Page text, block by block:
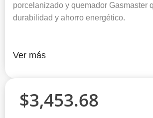
porcelanizado y quemador Gasmaster
durabilidad y ahorro energético.
Ver más
$3,453.68